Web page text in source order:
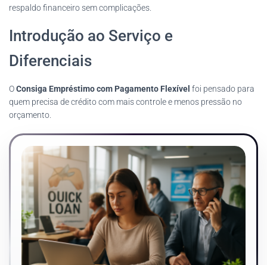
respaldo financeiro sem complicações.
Introdução ao Serviço e
Diferenciais
OConsiga Empréstimo com Pagamento Flexível foi pensado para
quem precisa de crédito com mais controle e menos pressão no
orçamento.